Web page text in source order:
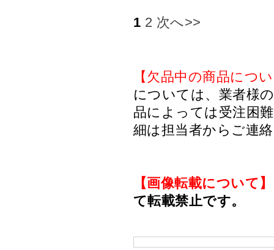
1 2 次へ>>
【欠品中の商品につ
については、業者様
品によっては受注困
細は担当者からご連
【画像転載について】
て転載禁止です。